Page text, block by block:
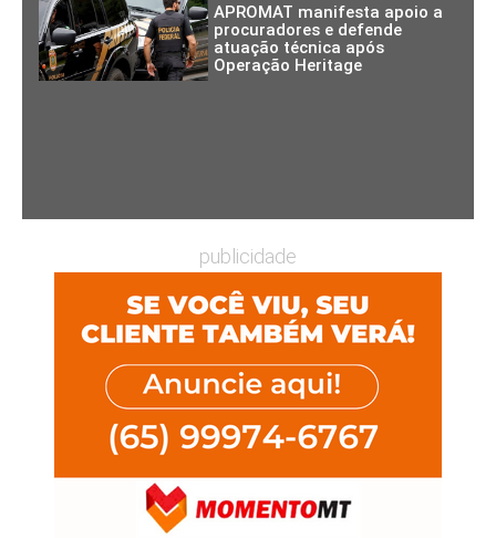
APROMAT manifesta apoio a
procuradores e defende
atuação técnica após
Operação Heritage
publicidade